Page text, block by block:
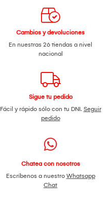
Cambios y devoluciones
En nuestras 26 tiendas a nivel
nacional
Sigue tu pedido
Fácil y rápido sólo con tu DNI. Seguir
pedido
Chatea con nosotros
Escríbenos a nuestro Whatsapp
Chat